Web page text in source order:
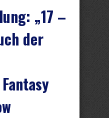
„17 –
der